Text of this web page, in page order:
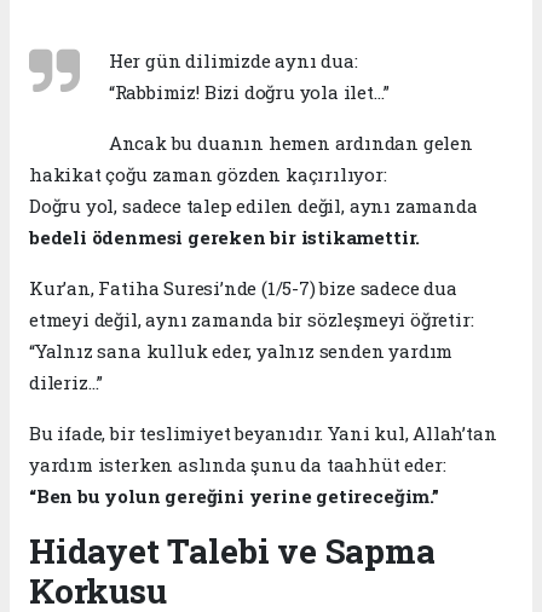
Her gün dilimizde aynı dua:
“Rabbimiz! Bizi doğru yola ilet…”
Ancak bu duanın hemen ardından gelen
hakikat çoğu zaman gözden kaçırılıyor:
Doğru yol, sadece talep edilen değil, aynı zamanda
bedeli ödenmesi gereken bir istikamettir.
Kur’an, Fatiha Suresi’nde (1/5-7) bize sadece dua
etmeyi değil, aynı zamanda bir sözleşmeyi öğretir:
“Yalnız sana kulluk eder, yalnız senden yardım
dileriz…”
Bu ifade, bir teslimiyet beyanıdır. Yani kul, Allah’tan
yardım isterken aslında şunu da taahhüt eder:
“Ben bu yolun gereğini yerine getireceğim.”
Hidayet Talebi ve Sapma
Korkusu